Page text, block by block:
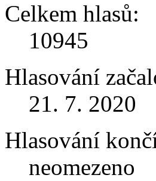
Celkem hlasů:
10945
Hlasování
21. 7. 2020
Hlasování
neomezeno